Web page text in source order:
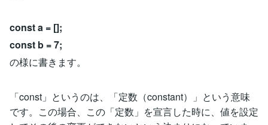
const a = [];
const b = 7;
の様に書きます。
「const」というのは、「定数（constant）」という意味
です。この場合、この「定数」を宣言した時に、値を設定